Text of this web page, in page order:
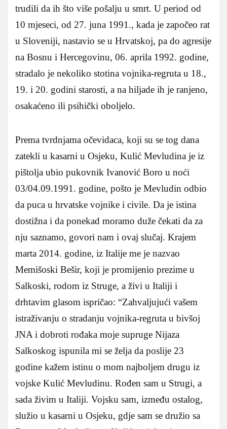
trudili da ih što više pošalju u smrt. U period od
10 mjeseci, od 27. juna 1991., kada je započeo rat
u Sloveniji, nastavio se u Hrvatskoj, pa do agresije
na Bosnu i Hercegovinu, 06. aprila 1992. godine,
stradalo je nekoliko stotina vojnika-regruta u 18.,
19. i 20. godini starosti, a na hiljade ih je ranjeno,
osakaćeno ili psihički oboljelo.
Prema tvrdnjama očevidaca, koji su se tog dana
zatekli u kasarni u Osjeku, Kulić Mevludina je iz
pištolja ubio pukovnik Ivanović Boro u noći
03/04.09.1991. godine, pošto je Mevludin odbio
da puca u hrvatske vojnike i civile. Da je istina
dostižna i da ponekad moramo duže čekati da za
nju saznamo, govori nam i ovaj slučaj. Krajem
marta 2014. godine, iz Italije me je nazvao
Memišoski Bešir, koji je promijenio prezime u
Salkoski, rodom iz Struge, a živi u Italiji i
drhtavim glasom ispričao: “Zahvaljujući vašem
istraživanju o stradanju vojnika-regruta u bivšoj
JNA i dobroti rođaka moje supruge Nijaza
Salkoskog ispunila mi se želja da poslije 23
godine kažem istinu o mom najboljem drugu iz
vojske Kulić Mevludinu. Rođen sam u Strugi, a
sada živim u Italiji. Vojsku sam, između ostalog,
služio u kasarni u Osjeku, gdje sam se družio sa